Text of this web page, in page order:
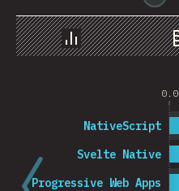
Grafico
0.0
Progressive Web Apps
Svelte Native
NativeScript